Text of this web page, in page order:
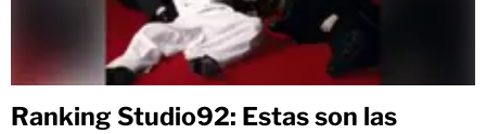
Ranking Studio92: Estas son las